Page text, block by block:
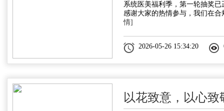
系统医美福利季，第一轮抽奖已
感谢大家的热情参与，我们在合
情]
2026-05-26 15:34:20
以花致意，以心致